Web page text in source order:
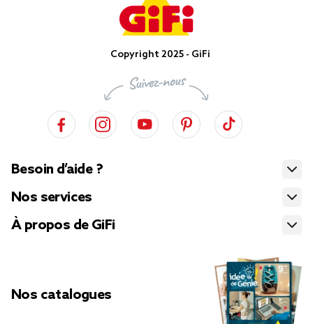
Copyright 2025 - GiFi
Besoin d’aide ?
Nos services
À propos de GiFi
Nos catalogues